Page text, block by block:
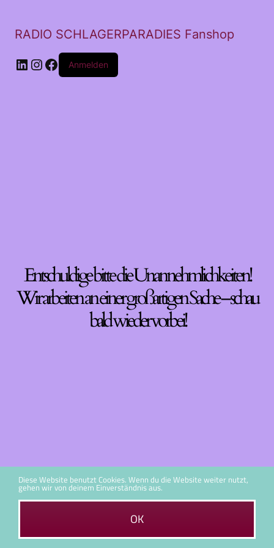
RADIO SCHLAGERPARADIES Fanshop
LinkedIn
Instagram
Facebook
Anmelden
Entschuldige bitte die Unannehmlichkeiten!
Wir arbeiten an einer großartigen Sache – schau
bald wieder vorbei!
Diese Website benutzt Cookies. Wenn du die Website weiter nutzt,
gehen wir von deinem Einverständnis aus.
OK